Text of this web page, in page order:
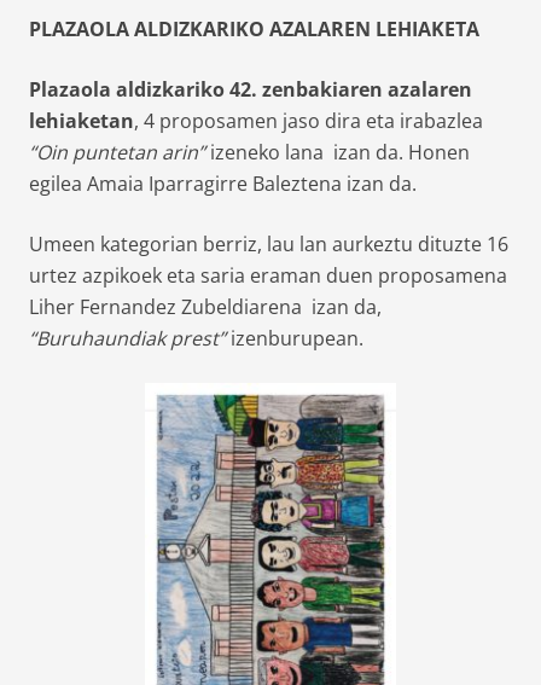
PLAZAOLA ALDIZKARIKO AZALAREN LEHIAKETA
Plazaola aldizkariko 42. zenbakiaren azalaren
lehiaketan, 4 proposamen jaso dira eta irabazlea
“Oin puntetan arin”izeneko lana izan da. Honen
egilea Amaia Iparragirre Baleztena izan da.
Umeen kategorian berriz, lau lan aurkeztu dituzte 16
urtez azpikoek eta saria eraman duen proposamena
Liher Fernandez Zubeldiarena izan da,
“Buruhaundiak prest”izenburupean.